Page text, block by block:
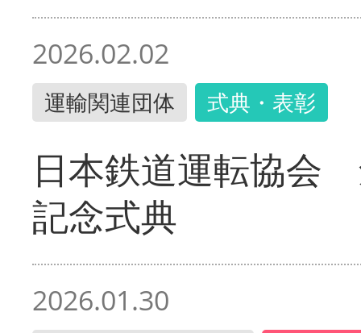
2026.02.02
運輸関連団体 式典・表彰
日本鉄道運転協会
記念式典
2026.01.30